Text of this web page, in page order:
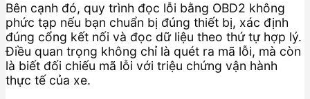
Bên cạnh đó, quy trình đọc lỗi bằng OBD2 không
phức tạp nếu bạn chuẩn bị đúng thiết bị, xác định
đúng cổng kết nối và đọc dữ liệu theo thứ tự hợp lý.
Điều quan trọng không chỉ là quét ra mã lỗi, mà còn
là biết đối chiếu mã lỗi với triệu chứng vận hành
thực tế của xe.